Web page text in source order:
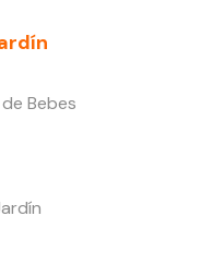
Bebes